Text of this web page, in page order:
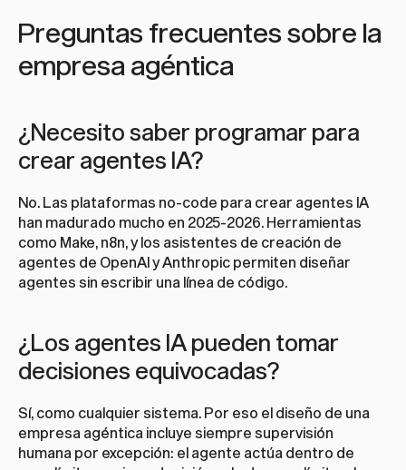
Preguntas frecuentes sobre la
empresa agéntica
¿Necesito saber programar para
crear agentes IA?
No. Las plataformas no-code para crear agentes IA
han madurado mucho en 2025-2026. Herramientas
como Make, n8n, y los asistentes de creación de
agentes de OpenAI y Anthropic permiten diseñar
agentes sin escribir una línea de código.
¿Los agentes IA pueden tomar
decisiones equivocadas?
Sí, como cualquier sistema. Por eso el diseño de una
empresa agéntica incluye siempre supervisión
humana por excepción: el agente actúa dentro de